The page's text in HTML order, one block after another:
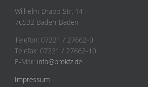
Wilhelm-Drapp-Str. 14
76532 Baden-Baden
Telefon: 07221 / 27662-0
Telefax: 07221 / 27662-10
E-Mail: info@prokfz.de
Impressum